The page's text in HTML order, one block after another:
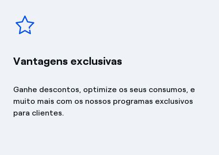
Vantagens exclusivas
Ganhe descontos, optimize os seus consumos, e
muito mais com os nossos programas exclusivos
para clientes.